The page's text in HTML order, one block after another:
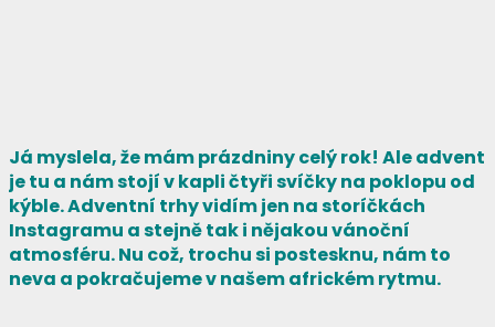
Já myslela, že mám prázdniny celý rok! Ale advent
je tu a nám stojí v kapli čtyři svíčky na poklopu od
kýble. Adventní trhy vidím jen na storíčkách
Instagramu a stejně tak i nějakou vánoční
atmosféru. Nu což, trochu si postesknu, nám to
neva a pokračujeme v našem africkém rytmu.